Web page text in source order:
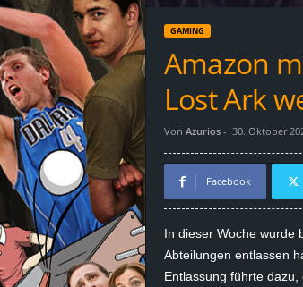
e
E
i
n
s
GAMING
Amazon
Lost Ark
Von Azurios- 30. Oktober
Facebook
In dieser Woche wurde
Abteilungen entlassen
Entlassung führte